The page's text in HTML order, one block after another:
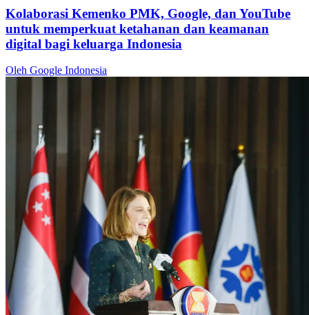
Kolaborasi Kemenko PMK, Google, dan YouTube
untuk memperkuat ketahanan dan keamanan
digital bagi keluarga Indonesia
Oleh Google Indonesia